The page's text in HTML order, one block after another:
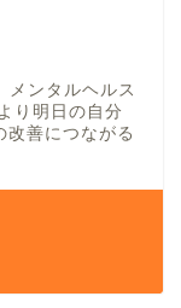
メンタルヘルス
り明日の自分
改善につながる